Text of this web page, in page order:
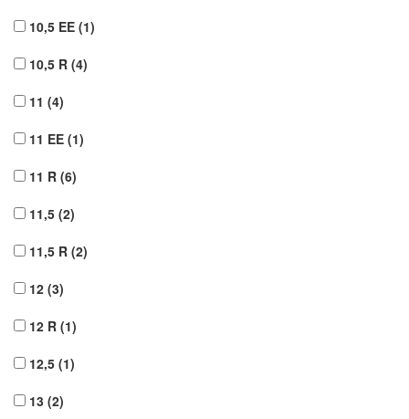
10,5 EE (1)
10,5 R (4)
11 (4)
11 EE (1)
11 R (6)
11,5 (2)
11,5 R (2)
12 (3)
12 R (1)
12,5 (1)
13 (2)